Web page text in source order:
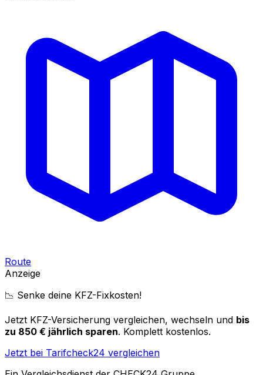
Route
Anzeige
📉 Senke deine KFZ-Fixkosten!
Jetzt KFZ-Versicherung vergleichen, wechseln und bis
zu 850 € jährlich sparen. Komplett kostenlos.
Jetzt bei Tarifcheck24 vergleichen